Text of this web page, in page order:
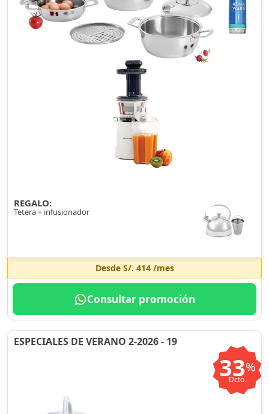
REGALO:
Tetera + infusionador
Desde S/. 414/mes
Consultar promoción
ESPECIALES DE VERANO 2-2026 - 19
33%
Dcto.